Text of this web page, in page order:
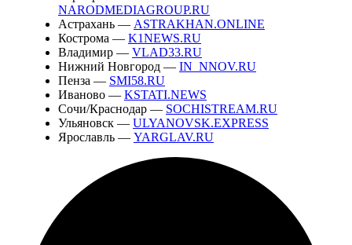
NARODMEDIAGROUP.RU
Астрахань — ASTRAKHAN.ONLINE
Кострома — K1NEWS.RU
Владимир — VLAD33.RU
Нижний Новгород — IN_NNOV.RU
Пенза — SMI58.RU
Иваново — KSTATI.NEWS
Сочи/Краснодар — SOCHISTREAM.RU
Ульяновск — ULYANOVSK.EXPRESS
Ярославль — YARGLAV.RU